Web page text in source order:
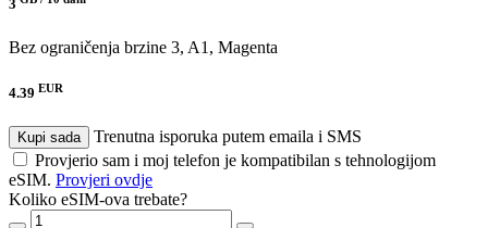
3
Bez ograničenja brzine 3, A1, Magenta
4.39 EUR
Kupi sada
Trenutna isporuka putem emaila i SMS
Provjerio sam i moj telefon je kompatibilan s tehnologijom
eSIM. Provjeri ovdje
Koliko eSIM-ova trebate?